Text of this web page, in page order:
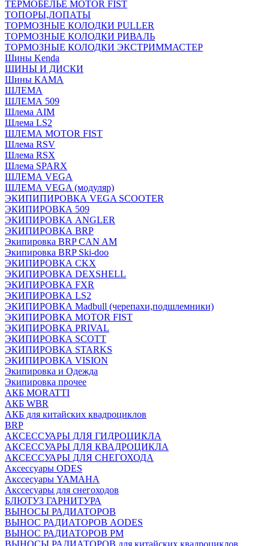
ТЕРМОБЕЛЬЁ MOTOR FIST
ТОПОРЫ,ЛОПАТЫ
ТОРМОЗНЫЕ КОЛОДКИ PULLER
ТОРМОЗНЫЕ КОЛОДКИ РИВАЛЬ
ТОРМОЗНЫЕ КОЛОДКИ ЭКСТРИММАСТЕР
Шины Kenda
ШИНЫ И ДИСКИ
Шины КАМА
ШЛЕМА
ШЛЕМА 509
Шлема AIM
Шлема LS2
ШЛЕМА MOTOR FIST
Шлема RSV
Шлема RSX
Шлема SPARX
ШЛЕМА VEGA
ШЛЕМА VEGA (модуляр)
ЭКИПИПИРОВКА VEGA SCOOTER
ЭКИПИРОВКА 509
ЭКИПИРОВКА ANGLER
ЭКИПИРОВКА BRP
Экипировка BRP CAN AM
Экипировка BRP Ski-doo
ЭКИПИРОВКА CKX
ЭКИПИРОВКА DEXSHELL
ЭКИПИРОВКА FXR
ЭКИПИРОВКА LS2
ЭКИПИРОВКА Madbull (черепахи,подшлемники)
ЭКИПИРОВКА MOTOR FIST
ЭКИПИРОВКА PRIVAL
ЭКИПИРОВКА SCOTT
ЭКИПИРОВКА STARKS
ЭКИПИРОВКА VISION
Экипировка и Одежда
Экипировка прочее
АКБ MORATTI
АКБ WBR
АКБ для китайских квадроциклов
BRP
АКСЕССУАРЫ ДЛЯ ГИДРОЦИКЛА
АКСЕССУАРЫ ДЛЯ КВАДРОЦИКЛА
АКСЕССУАРЫ ДЛЯ СНЕГОХОДА
Аксессуары ODES
Акссесуары YAMAHA
Акссесуары для снегоходов
БЛЮТУЗ ГАРНИТУРА
ВЫНОСЫ РАДИАТОРОВ
ВЫНОС РАДИАТОРОВ AODES
ВЫНОС РАДИАТОРОВ РМ
ВЫНОСЫ РАДИАТОРОВ для китайских квадроциклов